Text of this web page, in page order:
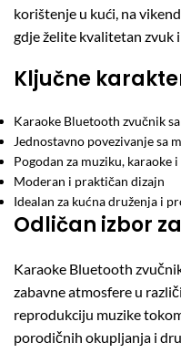
korištenje u kući, na
gdje želite kvalitetan zvuk
Ključne
Karaoke Bluetooth zvučnik
Jednostavno povezivanje sa
Pogodan za muziku, karaoke i
Moderan i praktičan dizajn
Idealan za kućna druženja i
Odličan izbor
Karaoke Bluetooth
zabavne atmosfere u
reprodukciju muzike
porodičnih okupljanja i